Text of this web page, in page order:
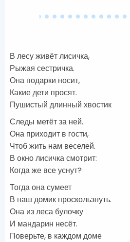
В лесу живёт лисичка,
Рыжая сестричка.
Она подарки носит,
Какие дети просят.
Пушистый длинный хвостик
Следы метёт за ней.
Она приходит в гости,
Чтоб жить нам веселей.
В окно лисичка смотрит:
Когда же все уснут?
Тогда она сумеет
В наш домик проскользнуть.
Она из леса булочку
И мандарин несёт.
Поверьте, в каждом доме